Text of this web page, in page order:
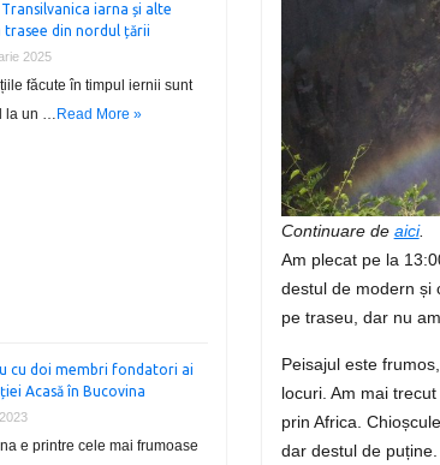
Continuare de aici.
Am plecat pe la
destul de modern și
pe traseu, dar nu
Peisajul este
locuri. Am mai
prin Africa.
dar destul de
Transilvanica iarna și alte
trasee din nordul țării
2025
făcute în timpul iernii sunt
la un … Read More »
cu doi membri fondatori ai
Acasă în Bucovina
e printre cele mai frumoase